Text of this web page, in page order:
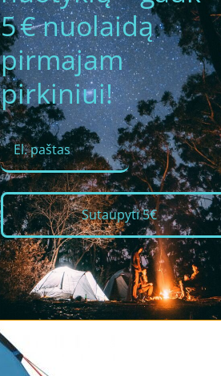
5 € nuolaidą
pirmajam
pirkiniui!
Sutaupyti 5€